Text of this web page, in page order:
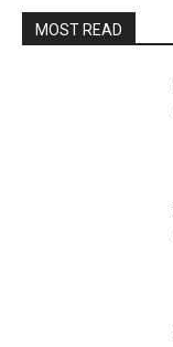
MOST READ